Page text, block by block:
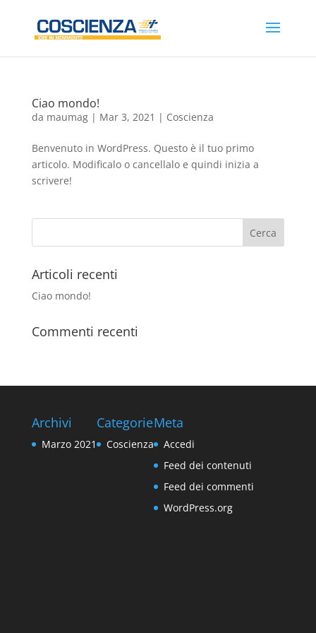
Ciao mondo!
da maumag| Mar 3, 2021 | Coscienza
Benvenuto in WordPress. Questo è il tuo primo
articolo. Modificalo o cancellalo e quindi inizia a
scrivere!
Articoli recenti
Ciao mondo!
Commenti recenti
Archivi
Marzo 2021
Categorie
Coscienza
Meta
Accedi
Feed dei contenuti
Feed dei commenti
WordPress.org